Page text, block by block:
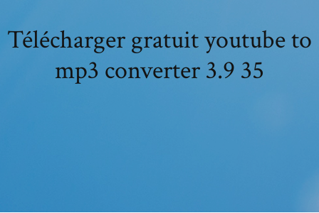
Télécharger gratuit youtube to
mp3 converter 3.9 35